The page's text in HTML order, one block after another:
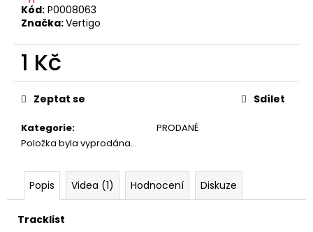
Kód: P0008063
Značka:Vertigo
1 Kč
Měrná
cena:
Kategorie:
PRODANÉ
Položka byla vyprodána…
Zeptat se Sdílet
Popis Videa (1) Hodnocení Diskuze
Tracklist
e
PINK
FLOYD
THE
PIPER
THE
GATES
OF
CD
290
Kč